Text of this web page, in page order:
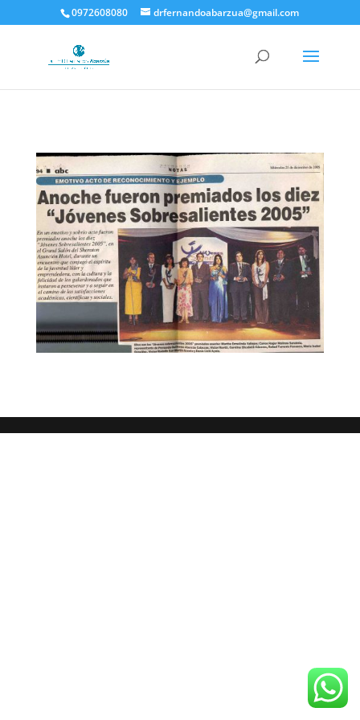
0972608080 drfernandoabarzua@gmail.com